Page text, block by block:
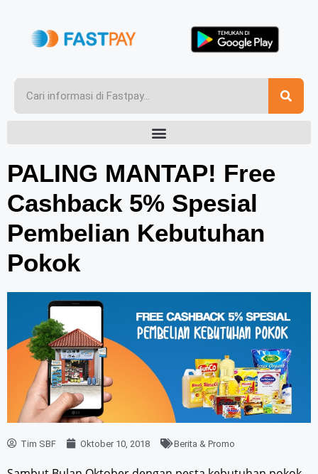
PALING MANTAP! Free
Cashback 5% Spesial
Pembelian Kebutuhan
Pokok
Tim SBF Oktober 10, 2018 Berita & Promo